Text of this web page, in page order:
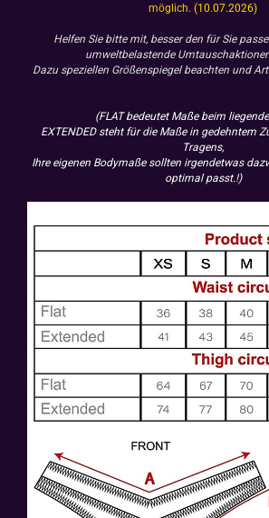
möglich. (10.07.2026)
Helfen Sie bitte mit, besser den für Sie
umweltbelastende
Dazu speziellen Größenspiegel beachten und
(FLAT bedeutet Maße beim
EXTENDED steht für die Maße in gedehntem
Tragens,
Ihre eigenen Bodymaße sollten irgendetwas
optimal passt.!)